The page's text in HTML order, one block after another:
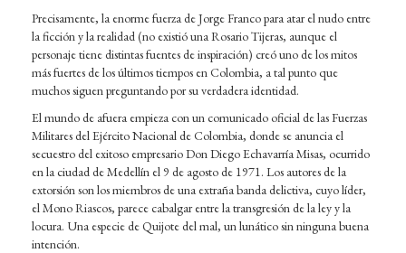
Precisamente, la enorme fuerza de Jorge Franco para atar el nudo entre
la ficción y la realidad (no existió una Rosario Tijeras, aunque el
personaje tiene distintas fuentes de inspiración) creó uno de los mitos
más fuertes de los últimos tiempos en Colombia, a tal punto que
muchos siguen preguntando por su verdadera identidad.
El mundo de afuera empieza con un comunicado oficial de las Fuerzas
Militares del Ejército Nacional de Colombia, donde se anuncia el
secuestro del exitoso empresario Don Diego Echavarría Misas, ocurrido
en la ciudad de Medellín el 9 de agosto de 1971. Los autores de la
extorsión son los miembros de una extraña banda delictiva, cuyo líder,
el Mono Riascos, parece cabalgar entre la transgresión de la ley y la
locura. Una especie de Quijote del mal, un lunático sin ninguna buena
intención.